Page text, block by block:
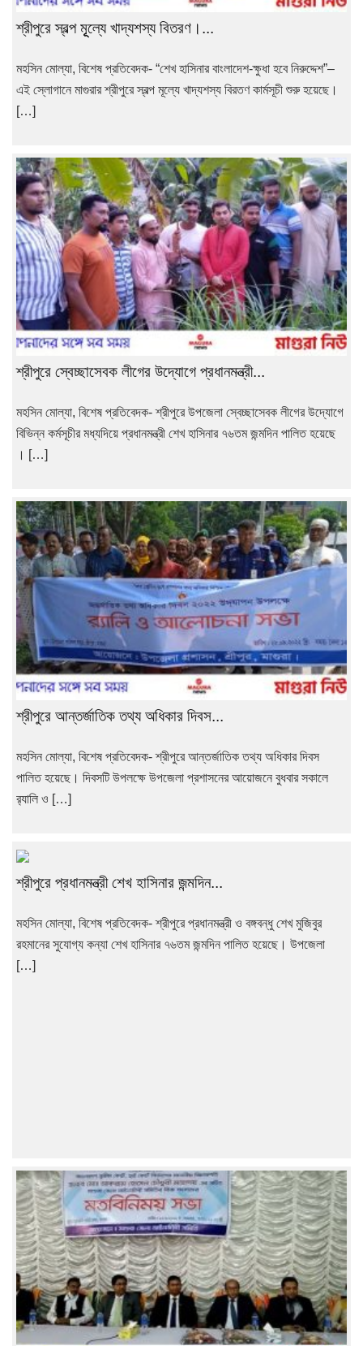
শ্রীপুরে স্বল্প মূূূল্যে খাদ্যশস্য বিতরণ।...
মহসিন মোল্যা, বিশেষ প্রতিবেদক- “শেখ হাসিনার বাংলাদেশ-ক্ষুধা হবে নিরুদ্দেশ”–
এই স্লোগানে মাগুরার শ্রীপুরে স্বল্প মূল্যে খাদ্যশস্য বিরতণ কার্মসূচী শুরু হয়েছে।
[…]
শ্রীপুরে স্বেচ্ছাসেবক লীগের উদ্যোগে প্রধানমন্ত্রী...
মহসিন মোল্যা, বিশেষ প্রতিবেদক- শ্রীপুরে উপজেলা স্বেচ্ছাসেবক লীগের উদ্যোগে
বিভিন্ন কর্মসূচীর মধ্যদিয়ে প্রধানমন্ত্রী শেখ হাসিনার ৭৬তম জন্মদিন পালিত হয়েছে
। […]
শ্রীপুরে আন্তর্জাতিক তথ্য অধিকার দিবস...
মহসিন মোল্যা, বিশেষ প্রতিবেদক- শ্রীপুরে আন্তর্জাতিক তথ্য অধিকার দিবস
পালিত হয়েছে। দিবসটি উপলক্ষে উপজেলা প্রশাসনের আয়োজনে বুধবার সকালে
র‌্যালি ও […]
শ্রীপুরে প্রধানমন্ত্রী শেখ হাসিনার জন্মদিন...
মহসিন মোল্যা, বিশেষ প্রতিবেদক- শ্রীপুরে প্রধানমন্ত্রী ও বঙ্গবন্ধু শেখ মুজিবুর
রহমানের সুযোগ্য কন্যা শেখ হাসিনার ৭৬তম জন্মদিন পালিত হয়েছে। উপজেলা
[…]